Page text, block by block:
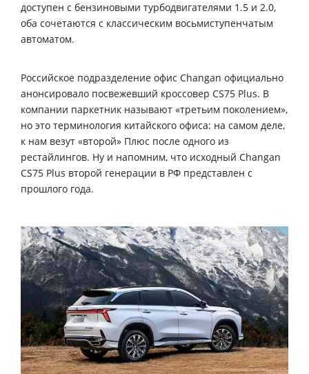
доступен с бензиновыми турбодвигателями 1.5 и 2.0,
оба сочетаются с классическим восьмиступенчатым
автоматом.
Российское подразделение офис Changan официально
анонсировало посвежевший кроссовер CS75 Plus. В
компании паркетник называют «третьим поколением»,
но это терминология китайского офиса: на самом деле,
к нам везут «второй» Плюс после одного из
рестайлингов. Ну и напомним, что исходный Changan
CS75 Plus второй генерации в РФ представлен с
прошлого года.